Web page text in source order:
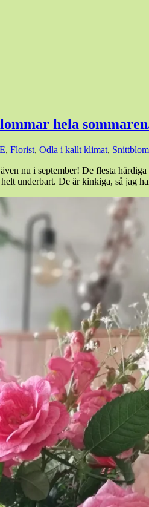
hela
, Florist, Odla i kallt klimat,
även nu i september! De flesta
underbart. De är kinkiga, så jag